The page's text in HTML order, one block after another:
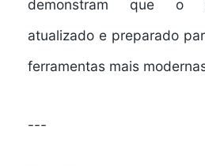
demonstram que o
atualizado e preparado
ferramentas mais
---